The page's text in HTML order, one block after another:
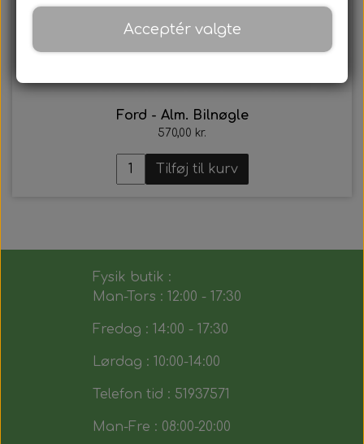
Ford - Alm. Bilnøgle
570,00 kr.
Tilføj til kurv
Fysik butik :
Man-Tors : 12:00 - 17:30
Fredag : 14:00 - 17:30
Lørdag : 10:00-14:00
Telefon tid : 51937571
Man-Fre : 08:00-20:00
Acceptér valgte